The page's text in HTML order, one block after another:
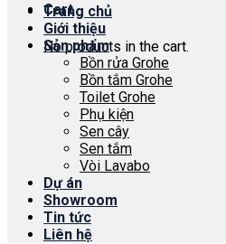
Cart
No products in the cart.
Trang chủ
Giới thiệu
Sản phẩm
Bồn rửa Grohe
Bồn tắm Grohe
Toilet Grohe
Phụ kiện
Sen cây
Sen tắm
Vòi Lavabo
Dự án
Showroom
Tin tức
Liên hệ